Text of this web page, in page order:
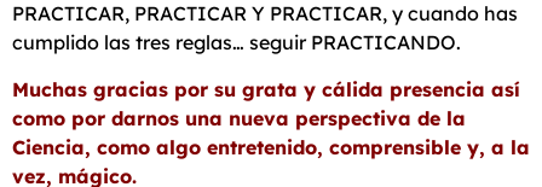
PRACTICAR, PRACTICAR Y PRACTICAR, y cuando has
cumplido las tres reglas… seguir PRACTICANDO.
Muchas gracias por su grata y cálida presencia así
como por darnos una nueva perspectiva de la
Ciencia, como algo entretenido, comprensible y, a la
vez, mágico.